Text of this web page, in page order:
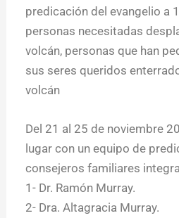
predicación del evangelio a
personas necesitadas
volcán, personas que han
sus seres queridos
volcán
Del 21 al 25 de noviembre
lugar con un equipo de
consejeros familiares
1- Dr. Ramón Murray.
2- Dra. Altagracia Murray.